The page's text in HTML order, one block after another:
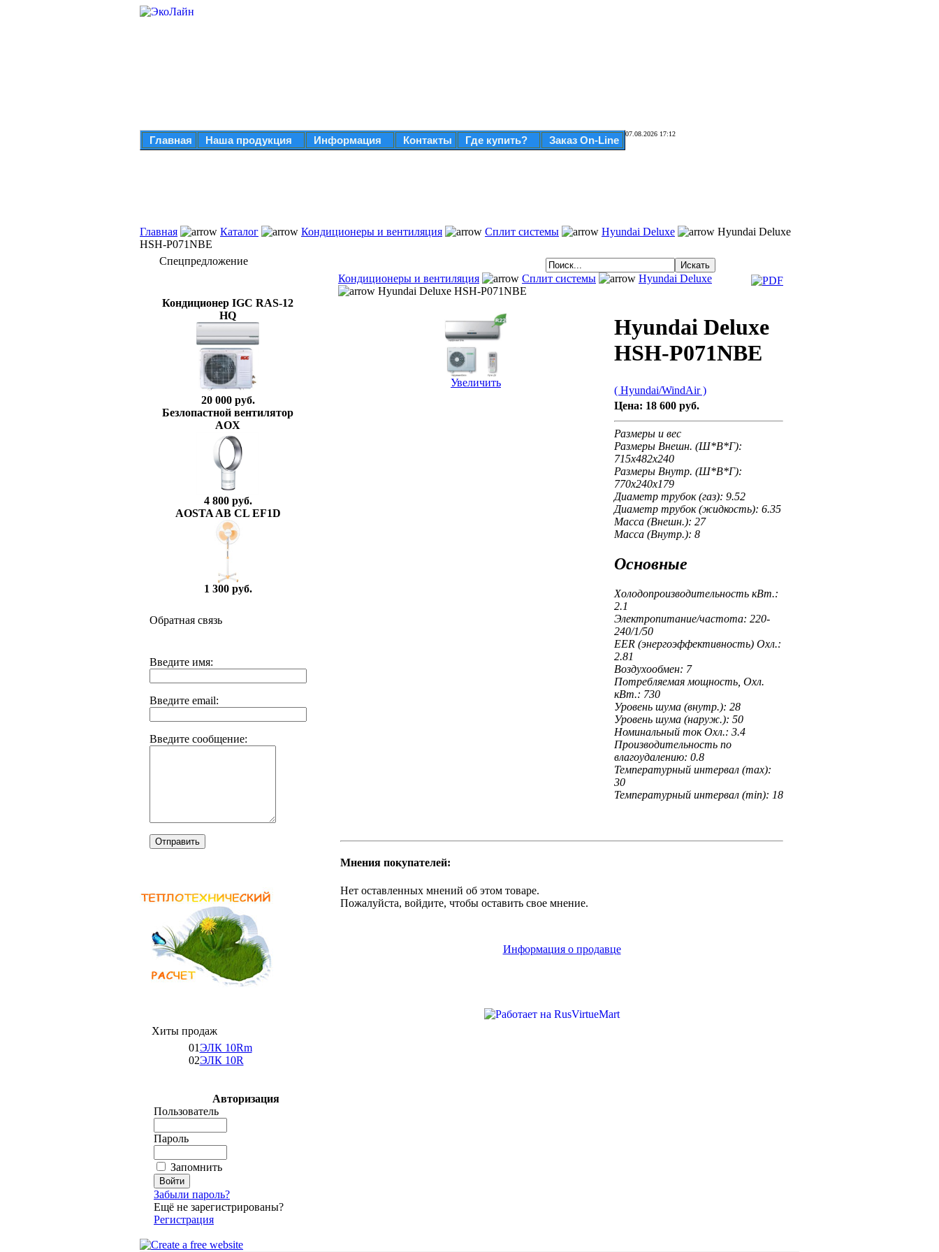
Главная Наша продукция Информация Контакты Где купить? Заказ On-Line
07.08.2026 17:12
Главная Каталог Кондиционеры и вентиляция Сплит системы Hyundai Deluxe
Hyundai Deluxe
HSH-P071NBE
Спецпредложение
Кондиционер IGC RAS-12
HQ
20 000 руб.
Безлопастной вентилятор
AOX
4 800 руб.
AOSTA AB CL EF1D
1 300 руб.
Обратная связь
Введите имя:
Введите email:
Введите сообщение:
Отправить
Хиты продаж
01ЭЛК 10Rm
02ЭЛК 10R
Авторизация
Пользователь
Пароль
Запомнить
Забыли пароль?
Ещё не зарегистрированы?
Регистрация
Кондиционеры и вентиляция Сплит системы
Hyundai Deluxe
Hyundai Deluxe HSH-P071NBE
Увеличить
Hyundai Deluxe
HSH-P071NBE
( Hyundai/WindAir )
Цена: 18 600 руб.
Размеры и вес
Размеры Внешн. (Ш*В*Г):
715x482x240
Размеры Внутр. (Ш*В*Г):
770x240x179
Диаметр трубок (газ): 9.52
Диаметр трубок (жидкость): 6.35
Масса (Внешн.): 27
Масса (Внутр.): 8
Основные
Холодопроизводительность кВт.:
2.1
Электропитание/частота: 220-
240/1/50
EER (энергоэффективность) Охл.:
2.81
Воздухообмен: 7
Потребляемая мощность, Охл.
кВт.: 730
Уровень шума (внутр.): 28
Уровень шума (наруж.): 50
Номинальный ток Охл.: 3.4
Производительность по
влагоудалению: 0.8
Температурный интервал (max):
30
Температурный интервал (min): 18
Мнения покупателей:
Нет оставленных мнений об этом товаре.
Пожалуйста, войдите, чтобы оставить свое мнение.
Информация о продавце